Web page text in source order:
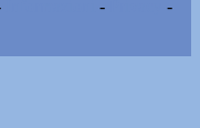
-
-